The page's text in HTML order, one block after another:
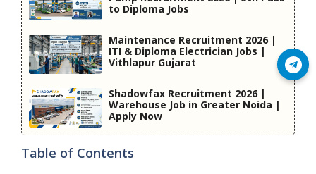
to Diploma Jobs
Maintenance Recruitment 2026 |
ITI & Diploma Electrician Jobs |
Vithlapur Gujarat
Shadowfax Recruitment 2026 |
Warehouse Job in Greater Noida |
Apply Now
Table of Contents